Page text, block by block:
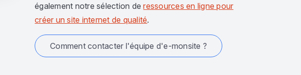
également notre sélection deressources en ligne pour
créer un site internet de qualité.
Comment contacter l'équipe d'e-monsite ?